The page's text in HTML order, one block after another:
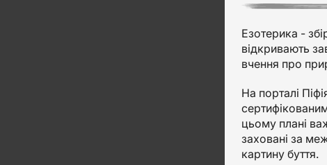
Езотерика -
відкривають
вчення про
На порталі
цьому плані
заховані за
картину буття.